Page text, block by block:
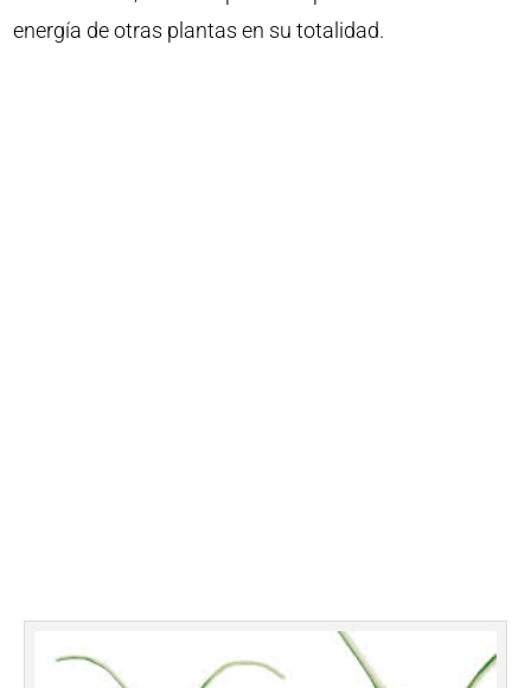
energía de otras plantas en su totalidad.